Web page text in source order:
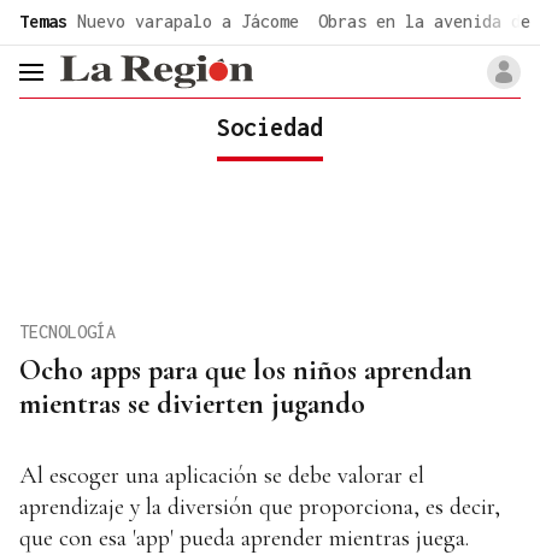
Temas Nuevo varapalo a Jácome Obras en la avenida de
header.menu.open
Sociedad
Ocho apps para que los niños aprendan
mientras se divierten jugando
TECNOLOGÍA
Al escoger una aplicación se debe valorar el
aprendizaje y la diversión que proporciona, es decir,
que con esa 'app' pueda aprender mientras juega.